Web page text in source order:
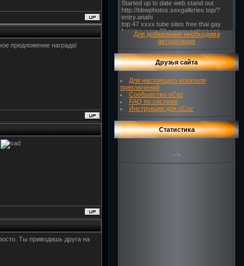
предложение награда!
Ты приводишь друга на
Для добавления необходима
авторизация
Друзья сайта
Для настоящего искателя
преключений
Сообщество uCoz
FAQ по системе
Инструкции для uCoz
Статистика
-->